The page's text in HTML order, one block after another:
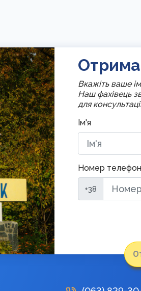
Вкажіть ваше
Наш фахівець
для
Ім'я
Номер
+38